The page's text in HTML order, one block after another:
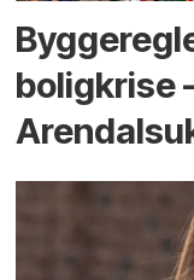
bolig­krise